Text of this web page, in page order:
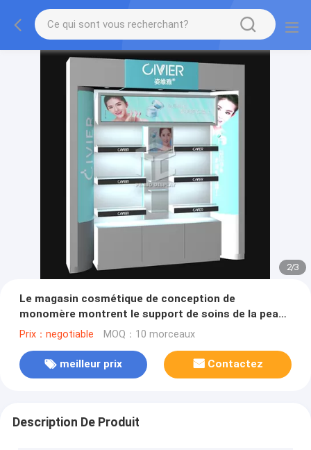
2/3
Le magasin cosmétique de conception de
monomère montrent le support de soins de la peau
de support de forces de défense principale de 20mm
Prix：negotiable MOQ：10 morceaux
meilleur prix Contactez
Description De Produit